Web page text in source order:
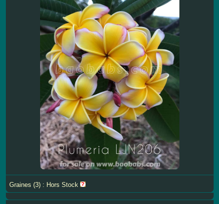
Graines (3) : Hors Stock